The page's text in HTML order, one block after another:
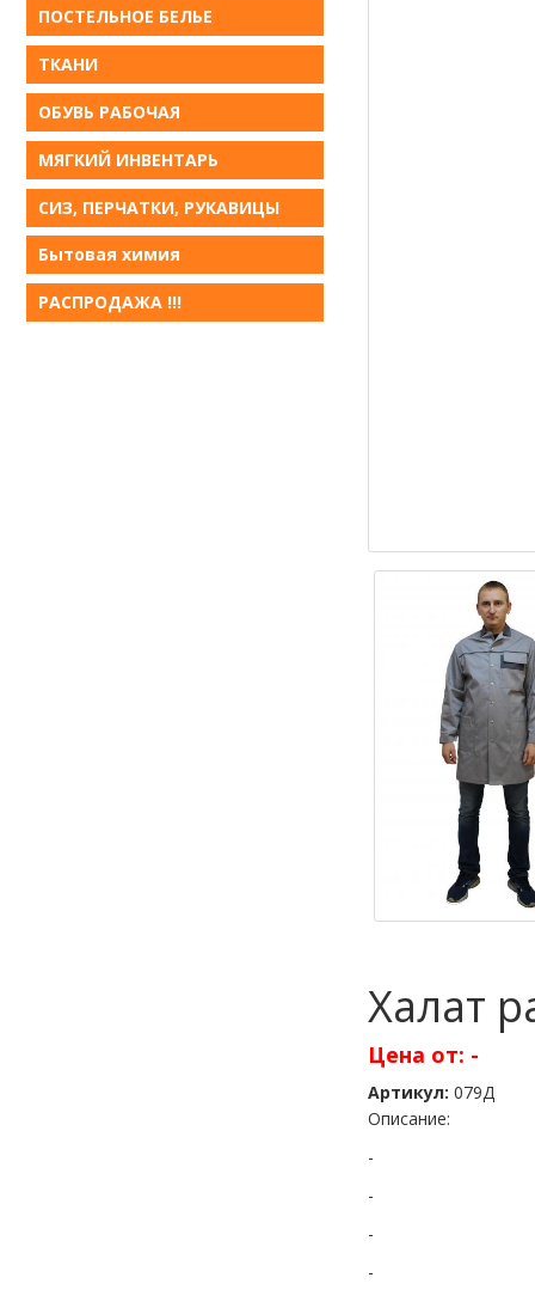
ПОСТЕЛЬНОЕ БЕЛЬE
ТКАНИ
ОБУВЬ РАБОЧАЯ
МЯГКИЙ ИНВЕНТАРЬ
СИЗ, ПЕРЧАТКИ, РУКАВИЦЫ
Бытовая химия
РАСПРОДАЖА !!!
Халат
Цена от: -
Артикул: 079Д
Описание:
-
-
-
-